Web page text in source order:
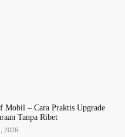
Mobil – Cara Praktis Upgrade
Tanpa Ribet
2026